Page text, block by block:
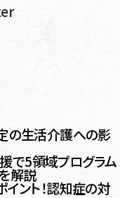
の生活介護への影
で5領域プログラム
解説
ント！認知症の対